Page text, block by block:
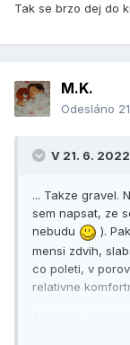
Tak se brzo dej do
M.K.
Odesláno
V 21. 6.
... Takze gravel.
sem napsat, ze
nebudu
).
mensi zdvih,
co poleti, v
relativne